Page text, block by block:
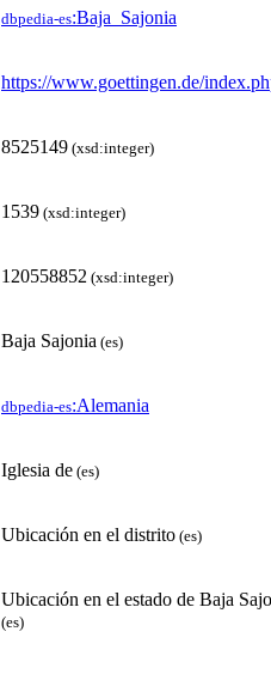
dbpedia-es:Baja_Sajonia
https://www.goettingen.de/
8525149 (xsd:integer)
1539 (xsd:integer)
120558852 (xsd:integer)
Baja Sajonia (es)
dbpedia-es:Alemania
Iglesia de (es)
Ubicación en el distrito (es)
Ubicación en el estado de Baja
(es)